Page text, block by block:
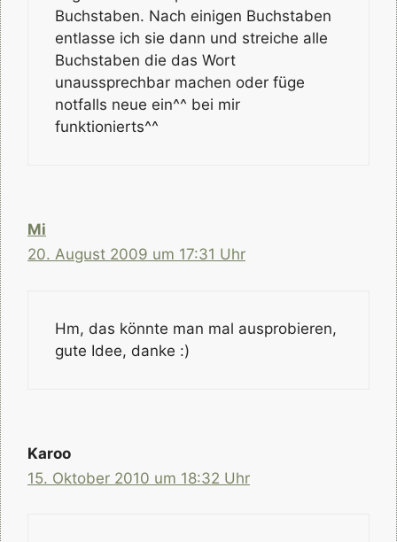
Buchstaben. Nach einigen Buchstaben
entlasse ich sie dann und streiche alle
Buchstaben die das Wort
unaussprechbar machen oder füge
notfalls neue ein^^ bei mir
funktionierts^^
Mi
20. August 2009 um 17:31 Uhr
Hm, das könnte man mal ausprobieren,
gute Idee, danke :)
Karoo
15. Oktober 2010 um 18:32 Uhr